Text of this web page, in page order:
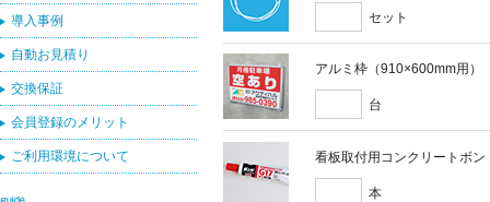
セット
アルミ枠（910×600mm用）
台
看板取付用コンクリートボン
本
導入事例
自動お見積り
交換保証
会員登録のメリット
ご利用環境について